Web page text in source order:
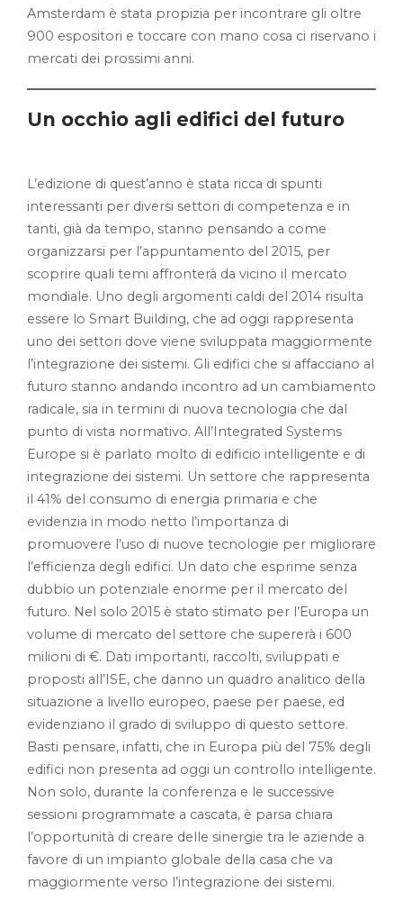
Amsterdam è stata propizia per incontrare gli oltre
900 espositori e toccare con mano cosa ci riservano i
mercati dei prossimi anni.
Un occhio agli edifici del futuro
L’edizione di quest’anno è stata ricca di spunti
interessanti per diversi settori di competenza e in
tanti, già da tempo, stanno pensando a come
organizzarsi per l’appuntamento del 2015, per
scoprire quali temi affronterà da vicino il mercato
mondiale. Uno degli argomenti caldi del 2014 risulta
essere lo Smart Building, che ad oggi rappresenta
uno dei settori dove viene sviluppata maggiormente
l’integrazione dei sistemi. Gli edifici che si affacciano al
futuro stanno andando incontro ad un cambiamento
radicale, sia in termini di nuova tecnologia che dal
punto di vista normativo. All’Integrated Systems
Europe si è parlato molto di edificio intelligente e di
integrazione dei sistemi. Un settore che rappresenta
il 41% del consumo di energia primaria e che
evidenzia in modo netto l’importanza di
promuovere l’uso di nuove tecnologie per migliorare
l’efficienza degli edifici. Un dato che esprime senza
dubbio un potenziale enorme per il mercato del
futuro. Nel solo 2015 è stato stimato per l’Europa un
volume di mercato del settore che supererà i 600
milioni di €. Dati importanti, raccolti, sviluppati e
proposti all’ISE, che danno un quadro analitico della
situazione a livello europeo, paese per paese, ed
evidenziano il grado di sviluppo di questo settore.
Basti pensare, infatti, che in Europa più del 75% degli
edifici non presenta ad oggi un controllo intelligente.
Non solo, durante la conferenza e le successive
sessioni programmate a cascata, è parsa chiara
l’opportunità di creare delle sinergie tra le aziende a
favore di un impianto globale della casa che va
maggiormente verso l’integrazione dei sistemi.